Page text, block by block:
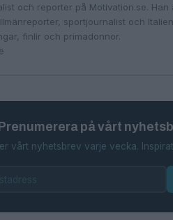
och reporter på Motivation.se.
sportjournalist och
finlir och primadonnor.
Prenumerera på vårt
vårt nyhetsbrev varje vecka.